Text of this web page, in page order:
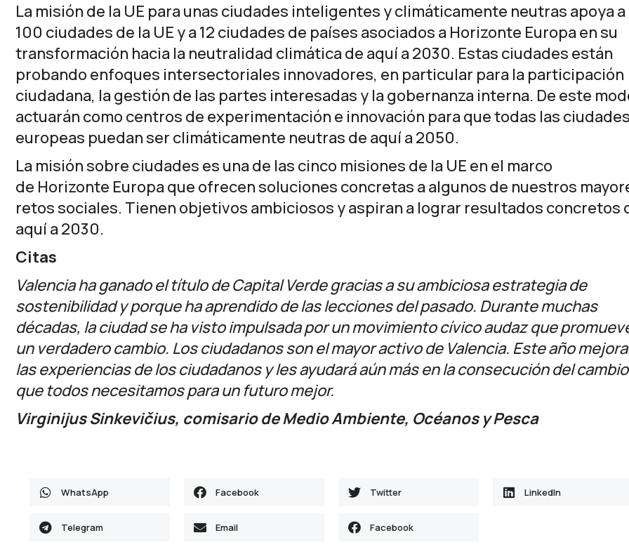
La misión de la UE para unas ciudades inteligentes y climáticamente neutras apoya a
100 ciudades de la UE y a 12 ciudades de países asociados a Horizonte Europa en su
transformación hacia la neutralidad climática de aquí a 2030. Estas ciudades están
probando enfoques intersectoriales innovadores, en particular para la participación
ciudadana, la gestión de las partes interesadas y la gobernanza interna. De este
actuarán como centros de experimentación e innovación para que todas las
europeas puedan ser climáticamente neutras de aquí a 2050.
La misión sobre ciudades es una de las cinco misiones de la UE en el marco
de Horizonte Europa que ofrecen soluciones concretas a algunos de nuestros
retos sociales. Tienen objetivos ambiciosos y aspiran a lograr resultados concretos
aquí a 2030.
Citas
Valencia ha ganado el título de Capital Verde gracias a su ambiciosa estrategia de
sostenibilidad y porque ha aprendido de las lecciones del pasado. Durante muchas
décadas, la ciudad se ha visto impulsada por un movimiento cívico audaz que
un verdadero cambio. Los ciudadanos son el mayor activo de Valencia. Este año
las experiencias de los ciudadanos y les ayudará aún más en la consecución del cambio
que todos necesitamos para un futuro mejor.
Virginijus Sinkevičius, comisario de Medio Ambiente, Océanos y Pesca
WhatsApp Facebook Twitter LinkedIn
Telegram Email Facebook